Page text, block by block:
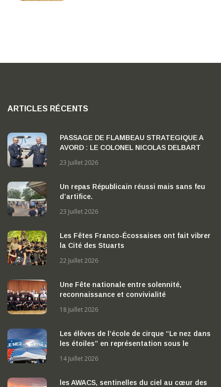
ARTICLES RÉCENTS
PASSAGE DE FLAMBEAU STRATEGIQUE A
AVORD : LE COLONEL NICOLAS DELBART
GEORGES MADON »
23 Juillet 2026
Un repas Républicain réussi mais sans feu
d’artifice.
23 Juillet 2026
Les Fêtes Franco-Écossaises ont fait vibrer
la Cité des Stuarts
22 Juillet 2026
Une Fête nationale entre solennité,
reconnaissance et convivialité
18 Juillet 2026
Les élèves de l’école de cirque “Le nez dans
les étoiles” en représentation sous le
14 Juillet 2026
les AWACS, sentinelles du ciel au cœur des